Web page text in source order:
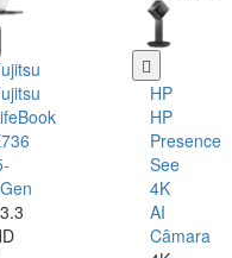
HP
HP
Presence
See
4K
AI
Câmara